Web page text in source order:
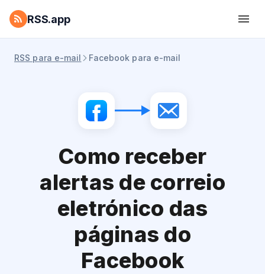
RSS.app
RSS para e-mail Facebook para e-mail
Como receber
alertas de correio
eletrónico das
páginas do
Facebook